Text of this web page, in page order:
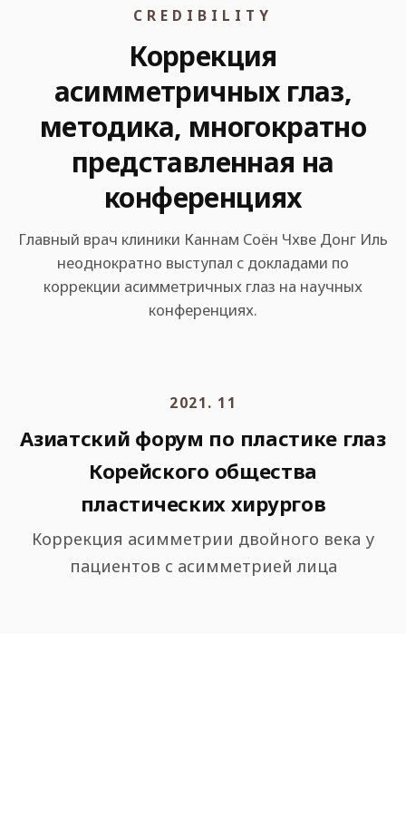
CREDIBILITY
Коррекция
асимметричных глаз,
методика, многократно
представленная на
конференциях
Главный врач клиники Каннам Соён Чхве Донг Иль
неоднократно выступал с докладами по
коррекции асимметричных глаз на научных
конференциях.
2021. 11
Азиатский форум по пластике глаз
Корейского общества
пластических хирургов
Коррекция асимметрии двойного века у
пациентов с асимметрией лица